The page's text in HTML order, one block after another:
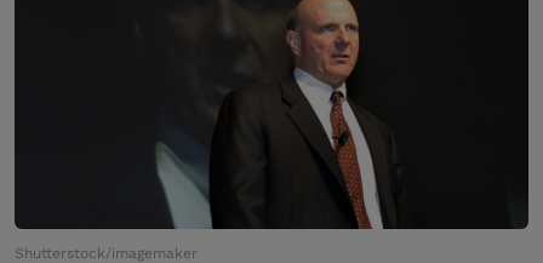
Shutterstock/imagemaker